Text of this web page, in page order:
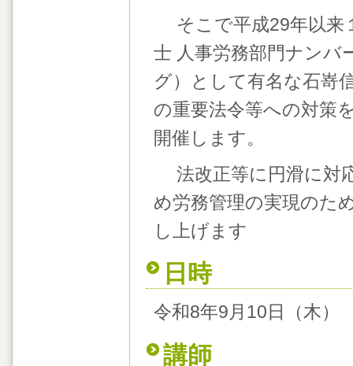
そこで平成29年以来
士 人事労務部門ナンバ
グ）として有名な石嵜
の重要法令等への対策
開催します。
法改正等に円滑に対
め労務管理の実現のた
し上げます
日時
令和8年9月10日（木
講師